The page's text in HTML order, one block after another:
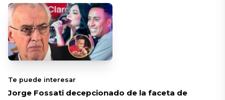
Te puede interesar
Jorge Fossati decepcionado de la faceta de